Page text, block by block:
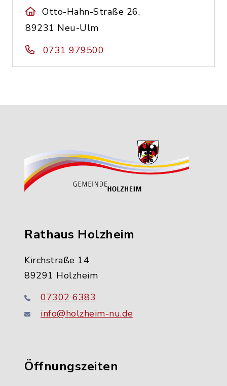
Otto-Hahn-Straße 26,
89231 Neu-Ulm
0731 979500
Rathaus Holzheim
Kirchstraße 14
89291 Holzheim
07302 6383
info@holzheim-nu.de
Öffnungszeiten